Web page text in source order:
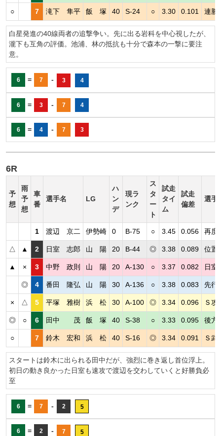
○ 7 滝下 隼平 飯 塚 40 S-24 ○ 3.30 0.101 連勝
白星発進の40線両者の追撃争い。先に出る岩科を中心視したが、
瀧下も互角の評価。池浦、林の抵抗も十分で森本の一撃に要注
意。
6 = 7 - 3 4
6 = 3 - 7 4
6 = 4 - 7 3
6R
予
想
雨
予
想
車
番
選手名 LG
ハ
ン
デ
現ラ
ンク
ス
タ
ー
ト
試走
タイ
ム
試走
偏差
選手
1 渡辺 京二 伊勢崎 0 B-75 ○ 3.45 0.056 再度
△ ▲ 2 日室 志郎 山 陽 20 B-44 ◎ 3.38 0.089 位置
▲ × 3 中野 政則 山 陽 20 A-130 ○ 3.37 0.082 日室
◎ 4 番田 隆弘 山 陽 30 A-136 ○ 3.38 0.083 先行
× △ 5 平塚 雅樹 浜 松 30 A-100 ◎ 3.34 0.096 Ｓ攻
◎ ○ 6 田中 茂 飯 塚 40 S-38 ○ 3.33 0.095 後方
○ 7 鈴木 宏和 浜 松 40 S-16 ◎ 3.34 0.091 Ｓ武
スタートは鈴木に出られる田中だが、強烈に巻き返し首位浮上。
初日の動き良かった日室も速攻で渡辺を交わしていくと好勝負必
至
6 = 7 - 2 5
6 = 2 - 7 5